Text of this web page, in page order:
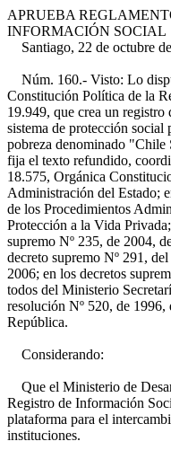
APRUEBA
INFORMACIÓN SOCIAL
Santiago, 22 de octubre
Núm. 160.- Visto: Lo
Constitución Política de la
19.949, que crea un
sistema de protección social
pobreza denominado
fija el texto refundido,
18.575, Orgánica
Administración del Estado;
de los Procedimientos
Protección a la Vida
supremo Nº 235, de 2004,
decreto supremo Nº 291,
2006; en los decretos
todos del Ministerio
resolución Nº 520, de
República.
Considerando:
Que el Ministerio de
Registro de Información
plataforma para el
instituciones.